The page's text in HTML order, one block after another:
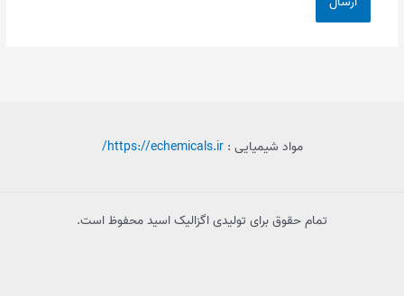
مواد شیمیایی :https://echemicals.ir/
تمام حقوق برای تولیدی اگزالیک اسید محفوظ است.